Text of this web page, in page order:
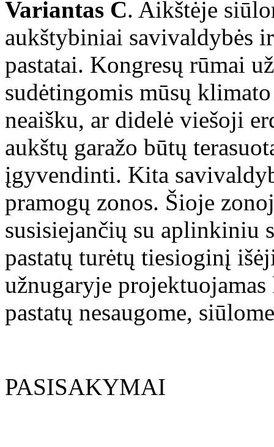
Variantas C. Aikštėje
aukštybiniai savivaldybės
pastatai. Kongresų rūmai
sudėtingomis mūsų
neaišku, ar didelė viešoji
aukštų garažo būtų
įgyvendinti. Kita
pramogų zonos. Šioje
susisiejančių su aplinkiniu
pastatų turėtų tiesioginį
užnugaryje
pastatų nesaugome,
PASISAKYMAI